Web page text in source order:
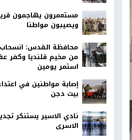
مستعمرون يهاجمون
ويصيبون مواطنا
محافظة القدس: انسحاب
من مخيم قلنديا وكفر
استمر يومين
إصابة مواطنين في
بيت دجن
نادي الاسير يستنكر
الاسرى